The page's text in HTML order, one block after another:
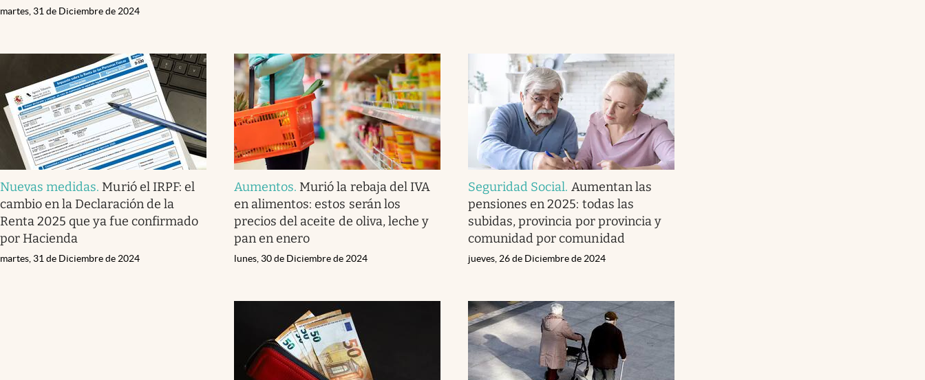
martes, 31 de Diciembre de 2024
Nuevas medidas. Murió el IRPF: el
cambio en la Declaración de la
Renta 2025 que ya fue confirmado
por Hacienda
martes, 31 de Diciembre de 2024
Aumentos. Murió la rebaja del IVA
en alimentos: estos serán los
precios del aceite de oliva, leche y
pan en enero
lunes, 30 de Diciembre de 2024
Seguridad Social. Aumentan las
pensiones en 2025: todas las
subidas, provincia por provincia y
comunidad por comunidad
jueves, 26 de Diciembre de 2024